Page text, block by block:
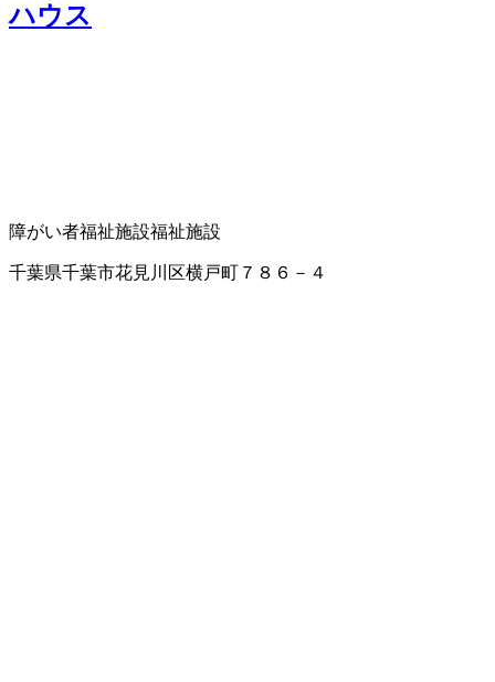
ハウス
障がい者福祉施設福祉施設
千葉県千葉市花見川区横戸町７８６－４